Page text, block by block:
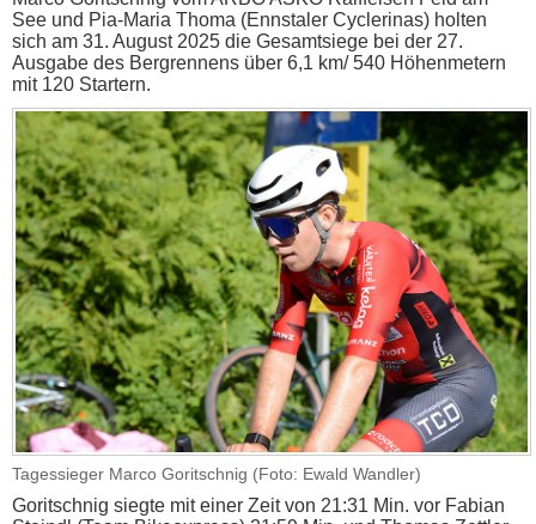
See und Pia-Maria Thoma (Ennstaler Cyclerinas) holten
sich am 31. August 2025 die Gesamtsiege bei der 27.
Ausgabe des Bergrennens über 6,1 km/ 540 Höhenmetern
mit 120 Startern.
Tagessieger Marco Goritschnig (Foto: Ewald Wandler)
Goritschnig siegte mit einer Zeit von 21:31 Min. vor Fabian